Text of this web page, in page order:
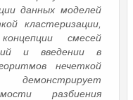
данных моделей
кластеризации,
смесей
и введении в
нечеткой
демонстрирует
разбиения